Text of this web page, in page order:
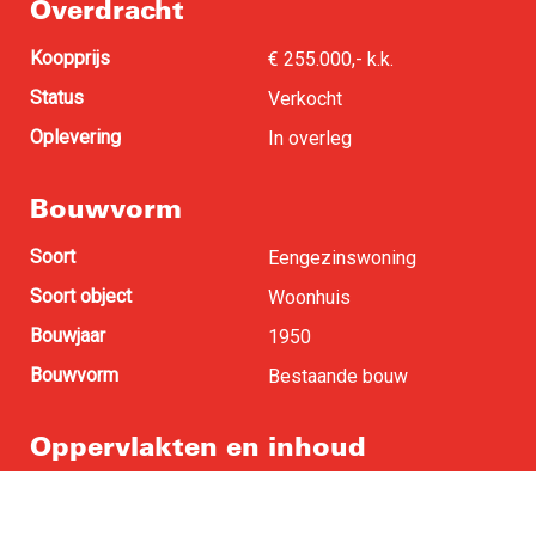
Overdracht
Koopprijs
€ 255.000,- k.k.
Status
Verkocht
Oplevering
In overleg
Bouwvorm
Soort
Eengezinswoning
Soort object
Woonhuis
Bouwjaar
1950
Bouwvorm
Bestaande bouw
Oppervlakten en inhoud